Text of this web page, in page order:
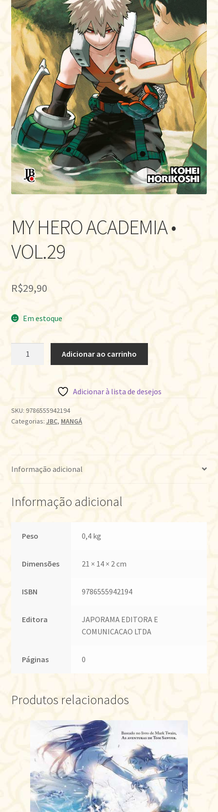
MY HERO ACADEMIA •
VOL.29
R$29,90
Em estoque
quantidade
Adicionar ao carrinho
Adicionar à lista de desejos
SKU: 9786555942194
Categorias: JBC, MANGÁ
Informação adicional
Informação adicional
Peso 0,4 kg
Dimensões 21 × 14 × 2 cm
ISBN 9786555942194
Editora
JAPORAMA EDITORA E
COMUNICACAO LTDA
Páginas 0
Produtos relacionados